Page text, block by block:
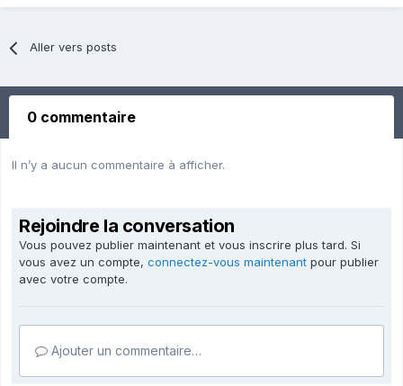
Aller vers posts
0 commentaire
Il n’y a aucun commentaire à afficher.
Rejoindre la conversation
Vous pouvez publier maintenant et vous inscrire plus tard. Si
vous avez un compte, connectez-vous maintenant pour publier
avec votre compte.
Ajouter un commentaire…